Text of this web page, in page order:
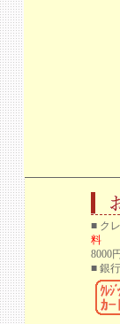
■ ク
料
8000
■ 銀